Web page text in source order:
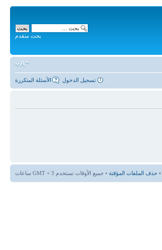
بحث متقدم
الأسئلة المتكررة تسجيل الدخول
• حذف الملفات المؤقتة • جميع الأوقات تستخدم GMT + 3 ساعات